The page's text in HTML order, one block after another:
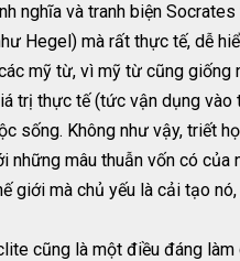
nghĩa và tranh biện
Hegel) mà rất thực tế, dễ
mỹ từ, vì mỹ từ cũng
trị thực tế (tức vận dụng
sống. Không như vậy, triết
mâu thuẫn vốn có
mà chủ yếu là cải tạo
cũng là một điều đáng